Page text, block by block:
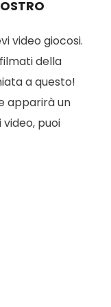
video giocosi.
della
a questo!
apparirà un
puoi